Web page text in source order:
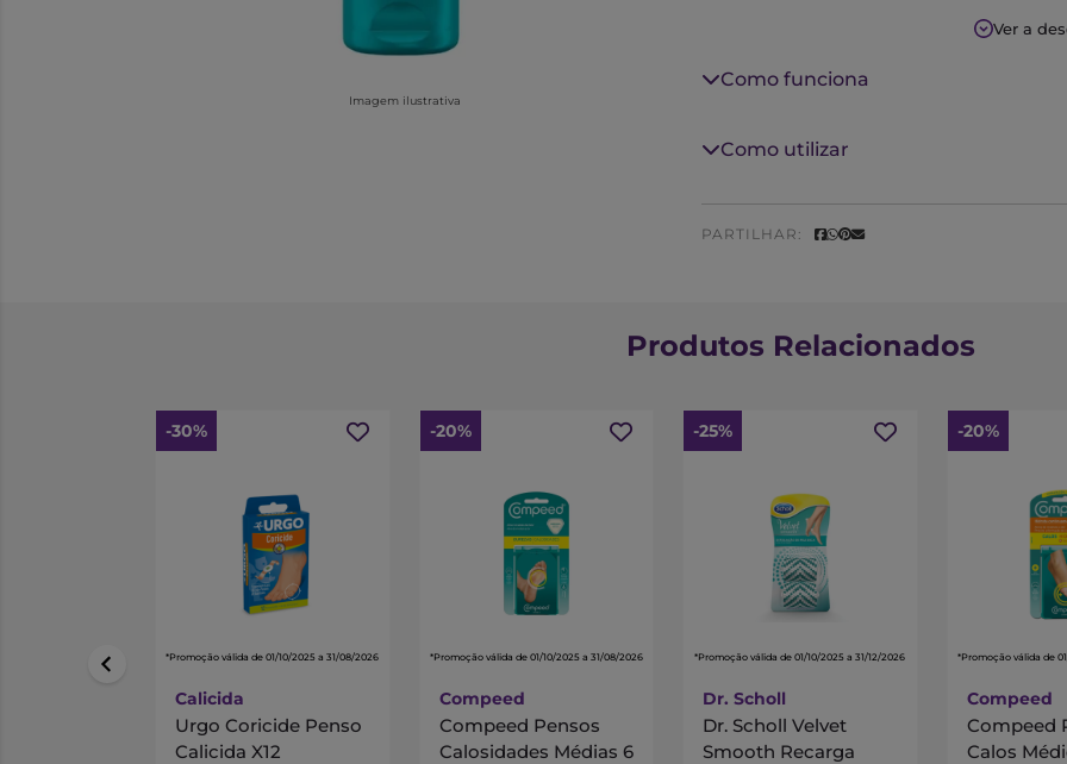
Imagem ilustrativa
hidrata intensamente os pés, deixando-
O creme é rapidamente absorvido.Ver a
Como funciona
Como utilizar
PARTILHAR:
Produtos Relacionados
-30%
*Promoção válida de 01/10/2025 a 31/08/2026
Calicida
Urgo Coricide Penso
Calicida X12
-20%
*Promoção válida de 01/10/2025 a 31/08/2026
Compeed
Compeed Pensos
Calosidades Médias 6
-25%
*Promoção válida de 01/10/2025 a 31/12/2026
Dr. Scholl
Dr. Scholl Velvet
Smooth Recarga
-20%
*Promoção válida de
Compeed
Compeed
Calos